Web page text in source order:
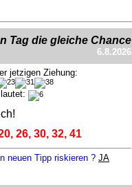
Tag die gleiche Chance
6.8.2026
jetzigen Ziehung:
26, 30, 32, 41
neuen Tipp riskieren ? JA